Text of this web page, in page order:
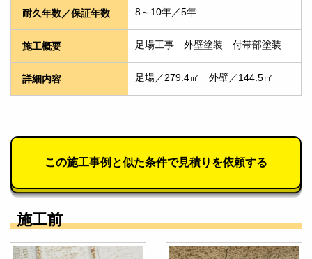
耐久年数／保証年数 8～10年／5年
施工概要 足場工事　外壁塗装　付帯部塗装
詳細内容 足場／279.4㎡　外壁／144.5㎡
この施工事例と似た条件で見積りを依頼する
施工前